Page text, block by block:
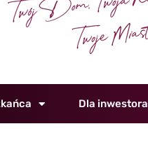
Dla inwestora